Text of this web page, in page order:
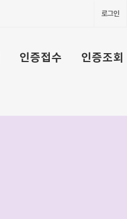
로그인
인증접수 인증조회